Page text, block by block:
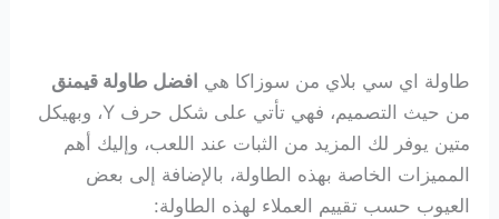
طاولة اي سي بلاي من سوزاكا هي افضل طاولة قيمنق
من حيث التصميم، فهي تأتي على شكل حرف Y، وبهيكل
متين يوفر لك المزيد من الثبات عند اللعب، وإليك أهم
المميزات الخاصة بهذه الطاولة، بالإضافة إلى بعض
العيوب حسب تقييم العملاء لهذه الطاولة: